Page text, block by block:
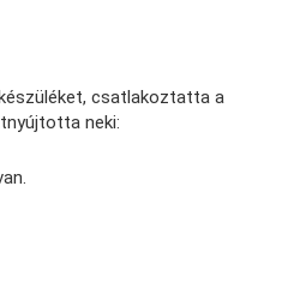
csatlakoztatta a
neki: